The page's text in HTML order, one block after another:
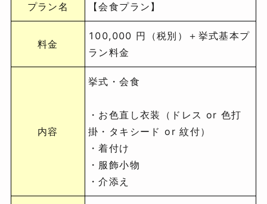
プラン名 【会食プラン】
料金
100,000 円（税別）＋挙式基本プ
ラン料金
内容
挙式・会食
・お色直し衣装（ドレス or 色打
掛・タキシード or 紋付）
・着付け
・服飾小物
・介添え